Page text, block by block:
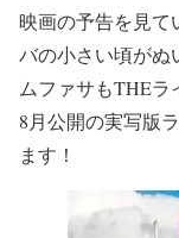
映画の予告を見て
バの小さい頃がぬ
ムファサもTHE
8月公開の実写版
ます！